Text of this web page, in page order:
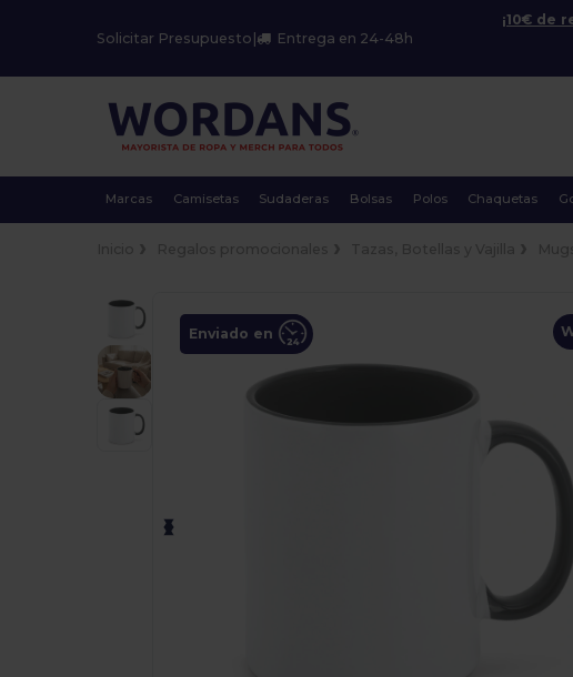
Solicitar Presupuesto Entrega en 24-48h
¡10€ de
Marcas Camisetas Sudaderas Bolsas Polos Chaquetas
Enviado en